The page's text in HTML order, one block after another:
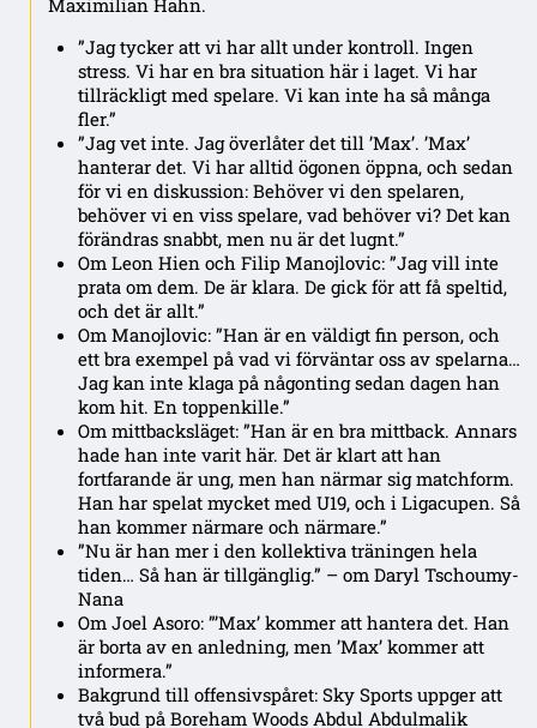
Maximilian Hahn.
”Jag tycker att vi har allt under kontroll. Ingen
stress. Vi har en bra situation här i laget. Vi har
tillräckligt med spelare. Vi kan inte ha så många
fler.”
”Jag vet inte. Jag överlåter det till ’Max’. ’Max’
hanterar det. Vi har alltid ögonen öppna, och sedan
för vi en diskussion: Behöver vi den spelaren,
behöver vi en viss spelare, vad behöver vi? Det kan
förändras snabbt, men nu är det lugnt.”
Om Leon Hien och Filip Manojlovic: ”Jag vill inte
prata om dem. De är klara. De gick för att få speltid,
och det är allt.”
Om Manojlovic: ”Han är en väldigt fin person, och
ett bra exempel på vad vi förväntar oss av spelarna…
Jag kan inte klaga på någonting sedan dagen han
kom hit. En toppenkille.”
Om mittbacksläget: ”Han är en bra mittback. Annars
hade han inte varit här. Det är klart att han
fortfarande är ung, men han närmar sig matchform.
Han har spelat mycket med U19, och i Ligacupen. Så
han kommer närmare och närmare.”
”Nu är han mer i den kollektiva träningen hela
tiden… Så han är tillgänglig.” – om Daryl Tschoumy-
Nana
Om Joel Asoro: ”’Max’ kommer att hantera det. Han
är borta av en anledning, men ’Max’ kommer att
informera.”
Bakgrund till offensivspåret: Sky Sports uppger att
två bud på Boreham Woods Abdul Abdulmalik